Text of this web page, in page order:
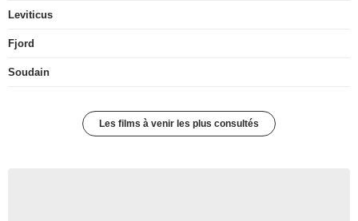
Leviticus
Fjord
Soudain
Les films à venir les plus consultés